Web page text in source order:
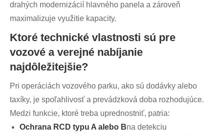
drahých modernizácií hlavného panela a zároveň
maximalizuje využitie kapacity.
Ktoré technické vlastnosti sú pre
vozové a verejné nabíjanie
najdôležitejšie?
Pri operáciách vozového parku, ako sú dodávky alebo
taxíky, je spoľahlivosť a prevádzková doba rozhodujúce.
Medzi funkcie, ktoré treba uprednostniť, patria:
Ochrana RCD typu A alebo Bna detekciu